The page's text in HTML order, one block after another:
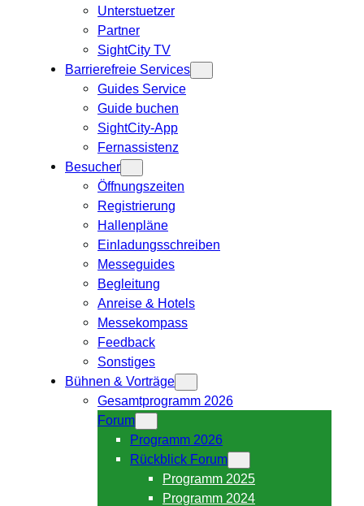
Unterstuetzer
Partner
SightCity TV
Barrierefreie Services
Guides Service
Guide buchen
SightCity-App
Fernassistenz
Besucher
Öffnungszeiten
Registrierung
Hallenpläne
Einladungsschreiben
Messeguides
Begleitung
Anreise & Hotels
Messekompass
Feedback
Sonstiges
Bühnen & Vorträge
Gesamtprogramm 2026
Forum
Programm 2026
Rückblick Forum
Programm 2025
Programm 2024